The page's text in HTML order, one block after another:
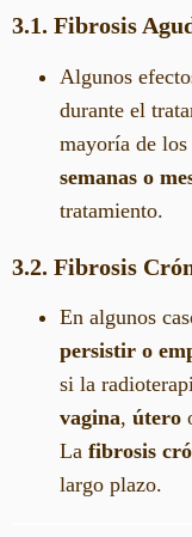
3.1. Fibrosis
Algunos
durante el
mayoría de
semanas o
tratamiento.
3.2. Fibrosis
En algunos
persistir o
si la
vagina, útero
La fibrosis
largo plazo.